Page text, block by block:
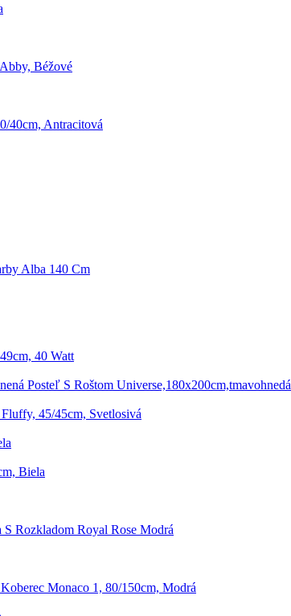
Béžové
40cm, Antracitová
Alba 140 Cm
40 Watt
Posteľ S Roštom Universe,180x200cm,tmavohnedá
45/45cm, Svetlosivá
Biela
S Rozkladom Royal Rose Modrá
Monaco 1, 80/150cm, Modrá